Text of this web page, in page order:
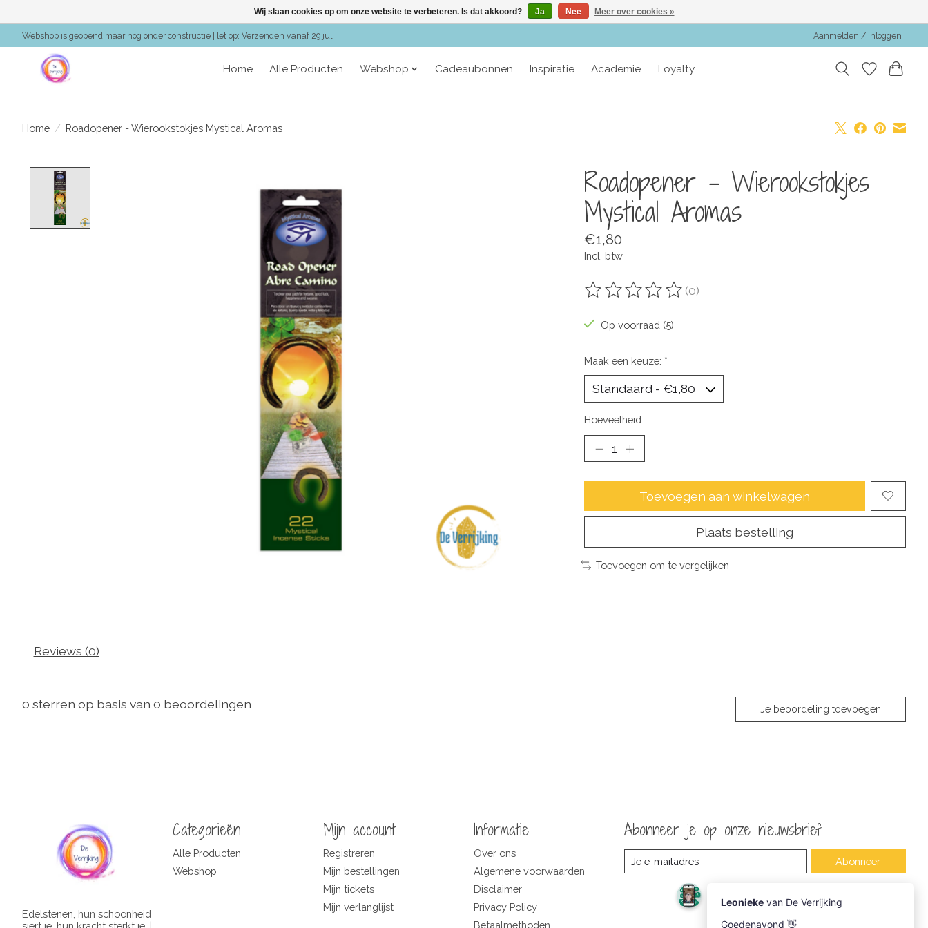
Webshop is geopend maar nog onder constructie | let op: Verzenden vanaf 29 juli Aanmelden / Inloggen
Home Alle Producten Webshop Cadeaubonnen Inspiratie Academie Loyalty
Home / Roadopener - Wierookstokjes Mystical Aromas
Roadopener - Wierookstokjes
Mystical Aromas
€1,80
Incl. btw
De beoordeling van dit product is
(0)
Op voorraad (5)
Maak een keuze: *
Hoeveelheid:
Toevoegen aan winkelwagen
Plaats bestelling
Toevoegen om te vergelijken
Reviews (0)
0 sterren op basis van 0 beoordelingen Je beoordeling toevoegen
Edelstenen, hun schoonheid
siert je, hun kracht sterkt je. |
Categorieën
Alle Producten
Webshop
Mijn account
Registreren
Mijn bestellingen
Mijn tickets
Mijn verlanglijst
Informatie
Over ons
Algemene voorwaarden
Disclaimer
Privacy Policy
Betaalmethoden
Abonneer je op onze nieuwsbrief
Abonneer
Wij slaan cookies op om onze website te verbeteren. Is dat akkoord? Ja Nee Meer over cookies »